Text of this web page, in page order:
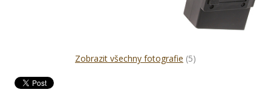
Zobrazit všechny fotografie (5)